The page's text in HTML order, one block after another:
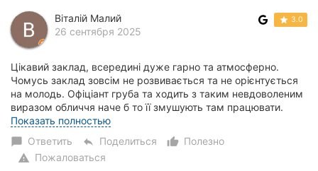
Віталій Малий
26 сентября 2025
3.0
Цікавий заклад, всередині дуже гарно та атмосферно.
Чомусь заклад зовсім не розвивається та не орієнтується
на молодь. Офіціант груба та ходить з таким невдоволеним
виразом обличчя наче б то її змушують там працювати.
Половини меню немає, вже другий...
Показать полностью
chat_bubble Ответить reply Поделиться thumb_up_alt
Полезно
warning Пожаловаться